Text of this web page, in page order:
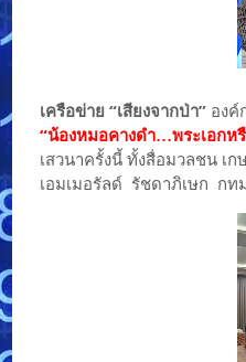
เครือข่าย “เสียงจากป่า” องค์
“น้องหมอคางดำ…พระเอกห
เสวนาครั้งนี้ ทั้งสื่อมวลชน เ
เอมเมอรัลด์ รัชดาภิเษก กท